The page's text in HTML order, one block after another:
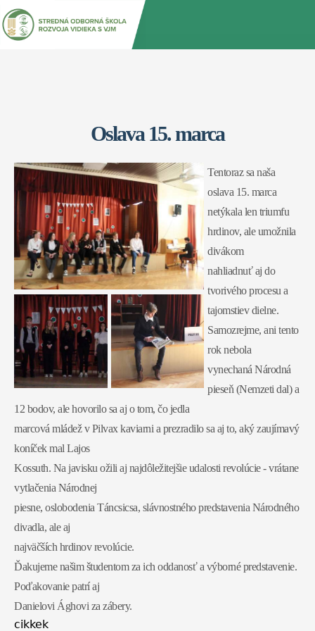
Jump
Oslava 15. marca
Tentoraz sa naša
oslava 15. marca
netýkala len triumfu
hrdinov, ale umožnila
divákom
nahliadnuť aj do
tvorivého procesu a
tajomstiev dielne.
Samozrejme, ani tento
rok nebola
vynechaná Národná
pieseň (Nemzeti dal) a
12 bodov, ale hovorilo sa aj o tom, čo jedla
marcová mládež v Pilvax kaviarni a prezradilo sa aj to, aký zaujímavý
koníček mal Lajos
Kossuth. Na javisku ožili aj najdôležitejšie udalosti revolúcie - vrátane
vytlačenia Národnej
piesne, oslobodenia Táncsicsa, slávnostného predstavenia Národného
divadla, ale aj
najväčších hrdinov revolúcie.
Ďakujeme našim študentom za ich oddanosť a výborné predstavenie.
Poďakovanie patrí aj
Danielovi Ághovi za zábery.
cikkek